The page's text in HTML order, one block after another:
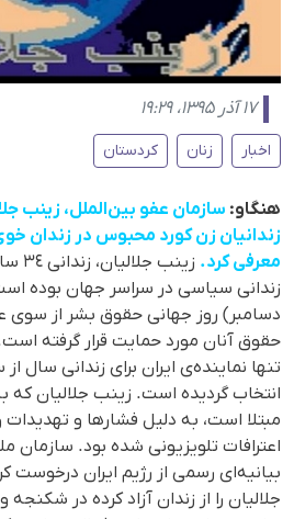
۱۷ آذر ۱۳۹۵، ۱۹:۲۹
اخبار زنان کردستان
هنگاو: سازمان عفو بین‌الملل، زینب
زندانیان زن کورد محبوس در زندان
معرفی کرد.
دسامبر) روز جهانی حقوق بشر از سوی
حقوق آنان مورد حمایت قرار گرفته
تنها نماینده‌ی ایران برای زندانی سال
انتخاب گردیده است. زینب جلالیان
مبتلا است، به دلیل فشارها و تهدیدات
اعترافات تلویزیونی شده بود. سازمان
بیانیه‌ای رسمی از رژیم ایران درخوست
جلالیان را از زندان آزاد کرده در